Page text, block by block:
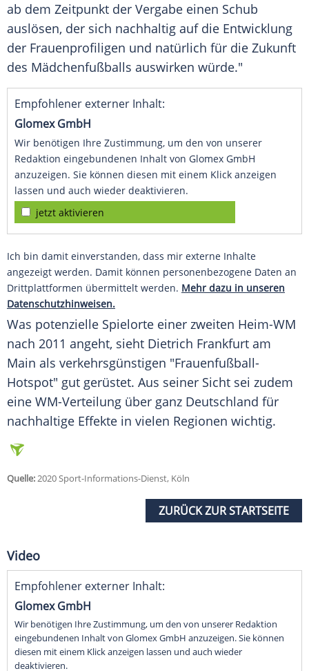
ab dem Zeitpunkt der Vergabe einen Schub
auslösen, der sich nachhaltig auf die Entwicklung
der Frauenprofiligen und natürlich für die Zukunft
des Mädchenfußballs auswirken würde."
Empfohlener externer Inhalt:
Glomex GmbH
Wir benötigen Ihre Zustimmung, um den von unserer
Redaktion eingebundenen Inhalt von Glomex GmbH
anzuzeigen. Sie können diesen mit einem Klick anzeigen
lassen und auch wieder deaktivieren.
jetzt aktivieren
Ich bin damit einverstanden, dass mir externe Inhalte
angezeigt werden. Damit können personenbezogene Daten an
Drittplattformen übermittelt werden. Mehr dazu in unseren
Datenschutzhinweisen.
Was potenzielle Spielorte einer zweiten Heim-WM
nach 2011 angeht, sieht Dietrich Frankfurt am
Main als verkehrsgünstigen "Frauenfußball-
Hotspot" gut gerüstet. Aus seiner Sicht sei zudem
eine WM-Verteilung über ganz Deutschland für
nachhaltige Effekte in vielen Regionen wichtig.
Quelle:2020 Sport-Informations-Dienst, Köln
ZURÜCK ZUR STARTSEITE
Video
Empfohlener externer Inhalt:
Glomex GmbH
Wir benötigen Ihre Zustimmung, um den von unserer Redaktion
eingebundenen Inhalt von Glomex GmbH anzuzeigen. Sie können
diesen mit einem Klick anzeigen lassen und auch wieder
deaktivieren.